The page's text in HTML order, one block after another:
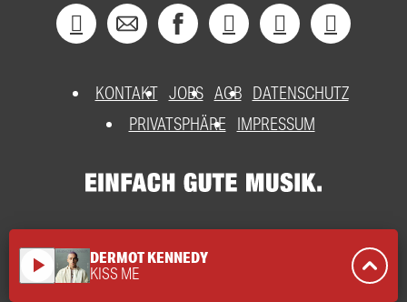
KONTAKT JOBS AGB DATENSCHUTZ
PRIVATSPHÄRE
IMPRESSUM
play_arrow DERMOT KENNEDY
KISS ME